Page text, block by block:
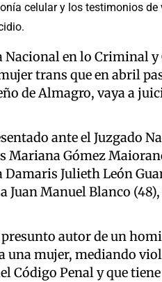
celular y los testimonios
en lo Criminal y
trans que en abril
de Almagro, vaya a
ante el Juzgado
Mariana Gómez
Julieth León
Manuel Blanco (48),
autor de un
mujer, mediando
Código Penal y que